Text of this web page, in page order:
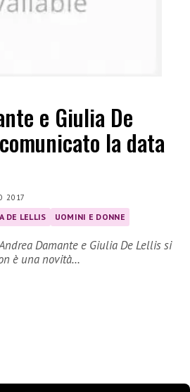
e Giulia De
la data
2017
DE LELLIS UOMINI E DONNE
Damante e Giulia De Lellis si
è una novità…